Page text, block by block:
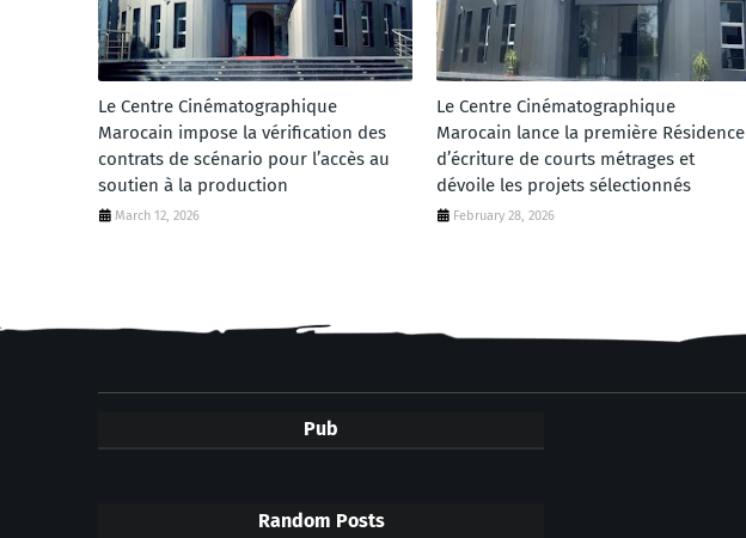
Le Centre Cinématographique
Marocain impose la vérification des
contrats de scénario pour l’accès au
soutien à la production
March 12, 2026
Le Centre Cinématographique
Marocain lance la première Résidence
d’écriture de courts métrages et
dévoile les projets sélectionnés
February 28, 2026
Pub
Random Posts